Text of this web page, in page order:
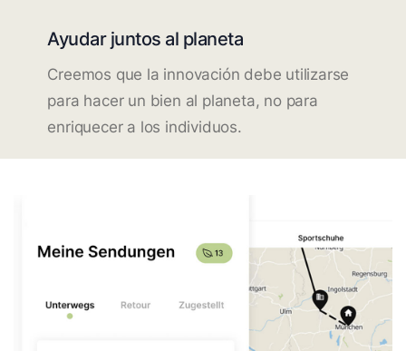
Ayudar juntos al planeta
Creemos que la innovación debe utilizarse
para hacer un bien al planeta, no para
enriquecer a los individuos.